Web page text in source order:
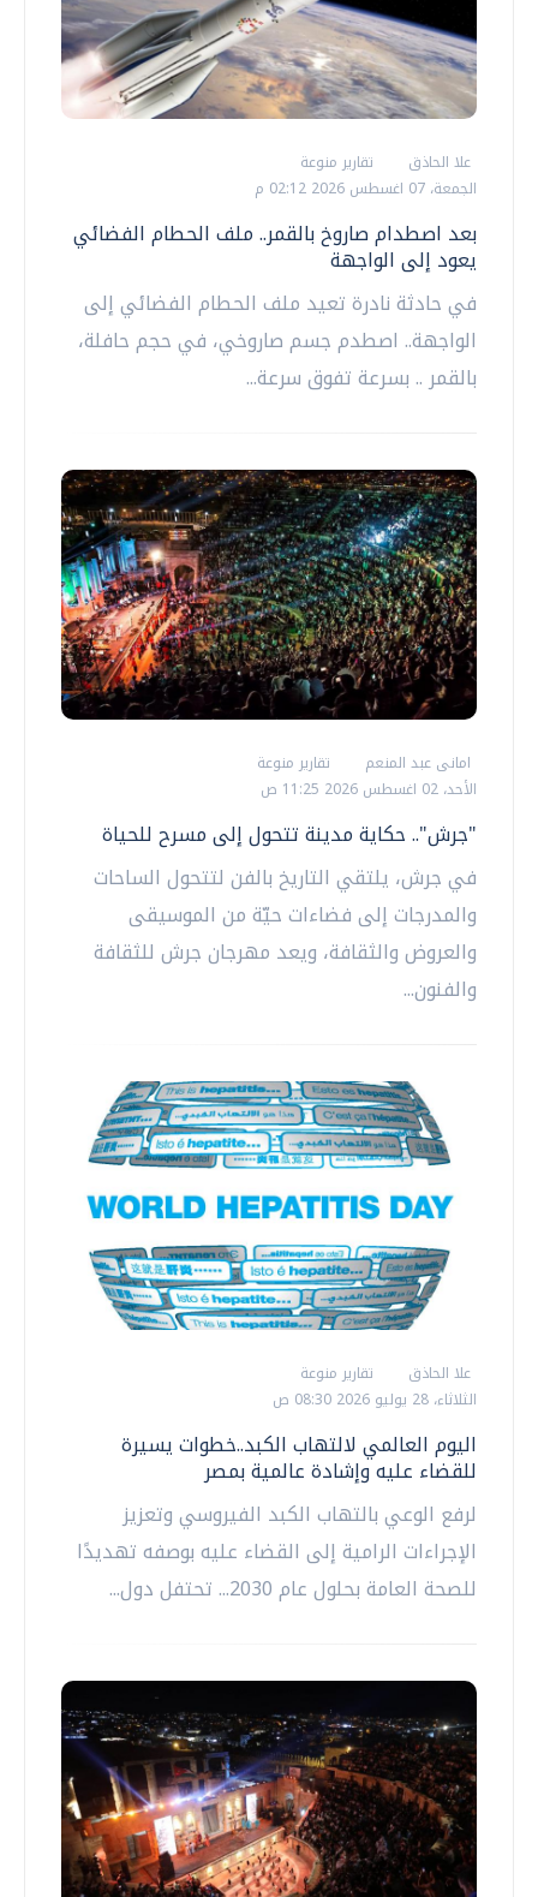
علا الحاذق
تقارير منوعة
الجمعة، 07 اغسطس 2026 02:12 م
بعد اصطدام صاروخ بالقمر.. ملف الحطام الفضائي
يعود إلى الواجهة
في حادثة نادرة تعيد ملف الحطام الفضائي إلى
الواجهة.. اصطدم جسم صاروخي، في حجم حافلة،
بالقمر .. بسرعة تفوق سرعة...
امانى عبد المنعم
تقارير منوعة
الأحد، 02 اغسطس 2026 11:25 ص
"جرش".. حكاية مدينة تتحول إلى مسرح للحياة
في جرش، يلتقي التاريخ بالفن لتتحول الساحات
والمدرجات إلى فضاءات حيّة من الموسيقى
والعروض والثقافة، ويعد مهرجان جرش للثقافة
والفنون...
علا الحاذق
تقارير منوعة
الثلاثاء، 28 يوليو 2026 08:30 ص
اليوم العالمي لالتهاب الكبد..خطوات يسيرة
للقضاء عليه وإشادة عالمية بمصر
لرفع الوعي بالتهاب الكبد الفيروسي وتعزيز
الإجراءات الرامية إلى القضاء عليه بوصفه تهديدًا
للصحة العامة بحلول عام 2030... تحتفل دول...